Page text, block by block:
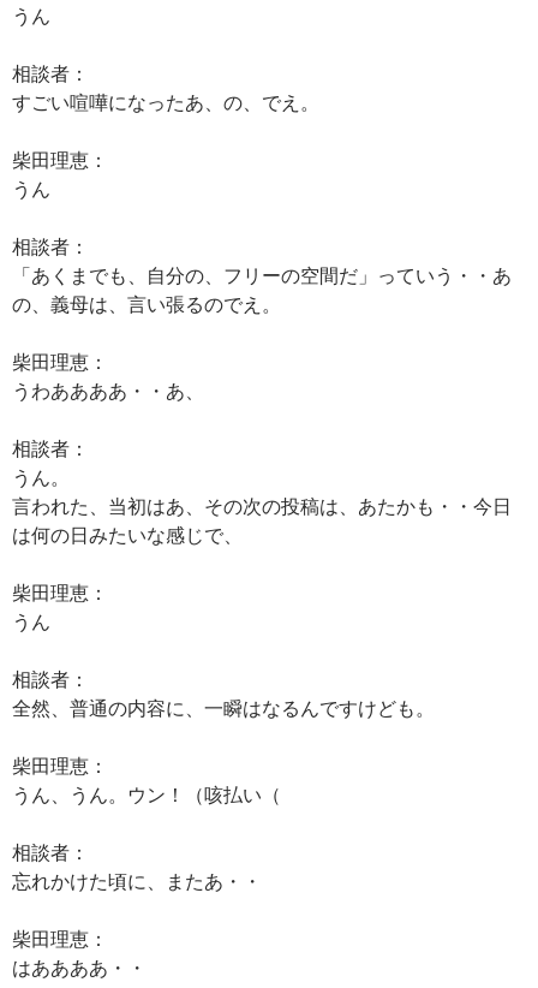
うん
相談者：
すごい喧嘩になったあ、の、でえ。
柴田理恵：
うん
相談者：
「あくまでも、自分の、フリーの空間だ」っていう・・あ
の、義母は、言い張るのでえ。
柴田理恵：
うわああああ・・あ、
相談者：
うん。
言われた、当初はあ、その次の投稿は、あたかも・・今日
は何の日みたいな感じで、
柴田理恵：
うん
相談者：
全然、普通の内容に、一瞬はなるんですけども。
柴田理恵：
うん、うん。ウン！（咳払い（
相談者：
忘れかけた頃に、またあ・・
柴田理恵：
はああああ・・